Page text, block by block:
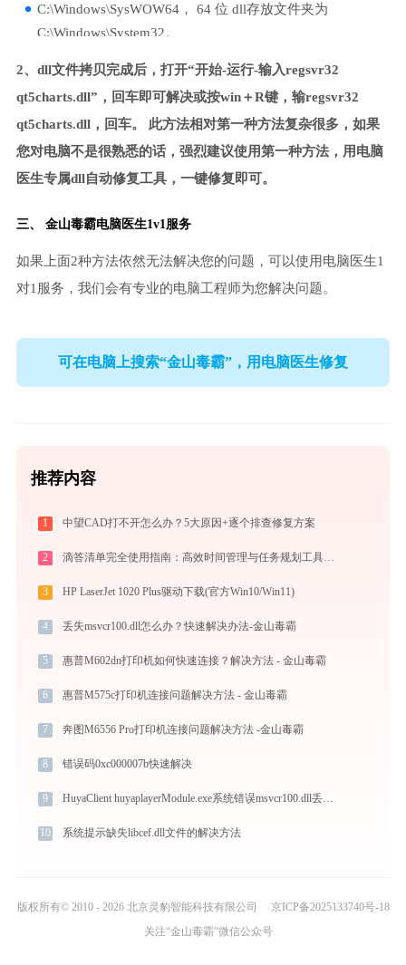
C:\Windows\SysWOW64， 64 位 dll存放文件夹为
C:\Windows\System32。
2、dll文件拷贝完成后，打开“开始-运行-输入regsvr32
qt5charts.dll”，回车即可解决或按win＋R键，输regsvr32
qt5charts.dll，回车。 此方法相对第一种方法复杂很多，如果
您对电脑不是很熟悉的话，强烈建议使用第一种方法，用电脑
医生专属dll自动修复工具，一键修复即可。
三、 金山毒霸电脑医生1v1服务
如果上面2种方法依然无法解决您的问题，可以使用电脑医生1
对1服务，我们会有专业的电脑工程师为您解决问题。
可在电脑上搜索“金山毒霸”，用电脑医生修复
推荐内容
1 中望CAD打不开怎么办？5大原因+逐个排查修复方案
2 滴答清单完全使用指南：高效时间管理与任务规划工具，让你的每一天井井有条
3 HP LaserJet 1020 Plus驱动下载(官方Win10/Win11)
4 丢失msvcr100.dll怎么办？快速解决办法-金山毒霸
5 惠普M602dn打印机如何快速连接？解决方法 - 金山毒霸
6 惠普M575c打印机连接问题解决方法 - 金山毒霸
7 奔图M6556 Pro打印机连接问题解决方法 -金山毒霸
8 错误码0xc000007b快速解决
9 HuyaClient huyaplayerModule.exe系统错误msvcr100.dll丢失如何解决
10 系统提示缺失libcef.dll文件的解决方法
版权所有© 2010 - 2026 北京灵豹智能科技有限公司
京ICP备2025133740号-18
关注“金山毒霸”微信公众号